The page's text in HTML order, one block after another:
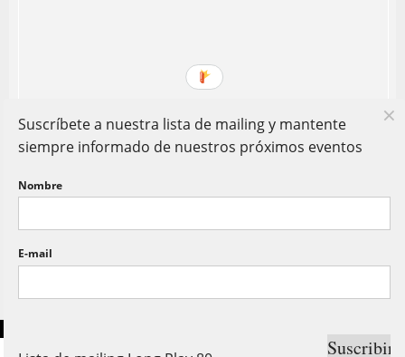
Suscríbete a nuestra lista de mailing y mantente
siempre informado de nuestros próximos eventos
Nombre
E-mail